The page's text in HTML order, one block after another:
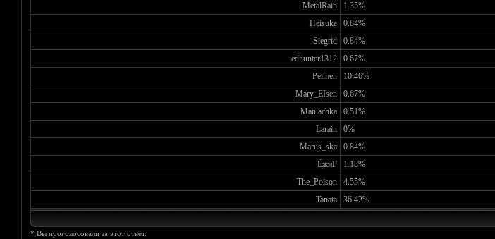
MetalRain
1.35%
Heisuke
0.84%
Siegrid
0.84%
edhunter1312
0.67%
Pelmen
10.46%
Mary_EIsen
0.67%
Maniachka
0.51%
Larain
0%
Marus_ska
0.84%
ЁжиГ
1.18%
The_Poison
4.55%
Tanata
36.42%
* Вы проголосовали за этот ответ.